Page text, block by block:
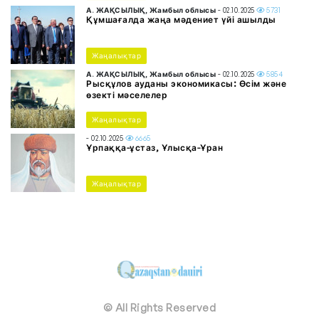
А. ЖАҚСЫЛЫҚ, Жамбыл облысы - 02.10.2025 5731
Құмшағалда жаңа мәдениет үйі ашылды
Жаңалықтар
А. ЖАҚСЫЛЫҚ, Жамбыл облысы - 02.10.2025 5854
Рысқұлов ауданы экономикасы: Өсім және
өзекті мәселелер
Жаңалықтар
- 02.10.2025 6665
Ұрпаққа-ұстаз, Ұлысқа-Ұран
Жаңалықтар
© All Rights Reserved